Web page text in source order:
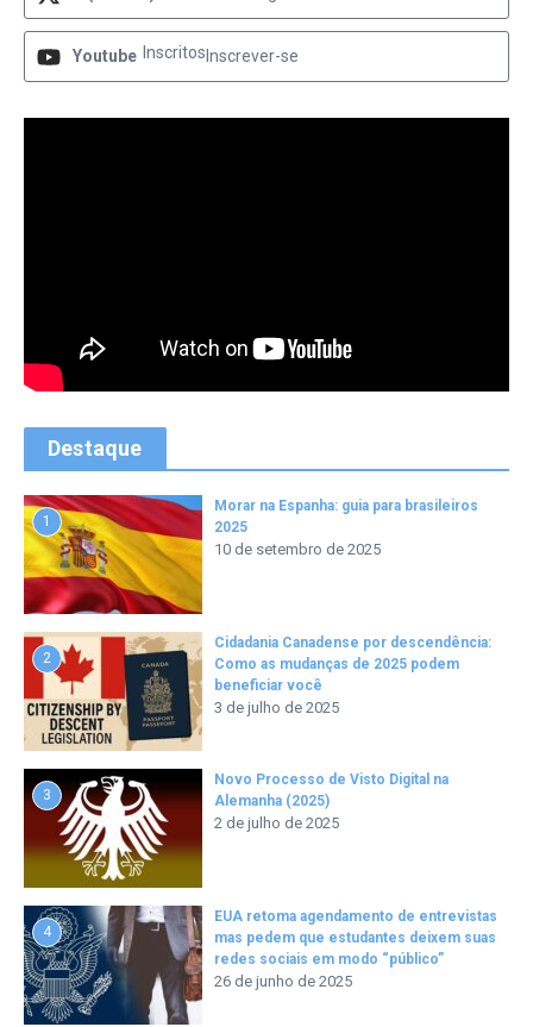
Youtube Inscritos Inscrever-se
Destaque
1
Morar na Espanha: guia para brasileiros
2025
10 de setembro de 2025
2
Cidadania Canadense por descendência:
Como as mudanças de 2025 podem
beneficiar você
3 de julho de 2025
3
Novo Processo de Visto Digital na
Alemanha (2025)
2 de julho de 2025
4
EUA retoma agendamento de entrevistas
mas pedem que estudantes deixem suas
redes sociais em modo “público”
26 de junho de 2025